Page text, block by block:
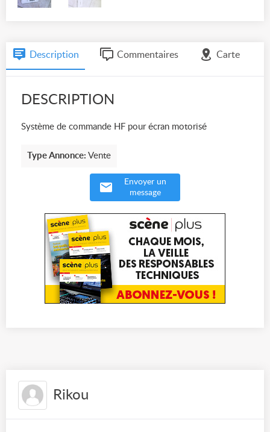
Description Commentaires Carte
DESCRIPTION
Système de commande HF pour écran motorisé
Type Annonce: Vente
Envoyer un
message
Rikou